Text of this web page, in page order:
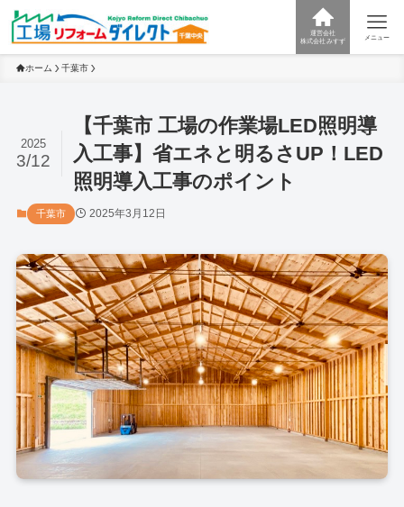
運営会社
株式会社みすず
メニュー
ホーム 千葉市
【千葉市 工場の作業場LED照明導
入工事】省エネと明るさUP！LED
照明導入工事のポイント
2025
3/12
千葉市 2025年3月12日